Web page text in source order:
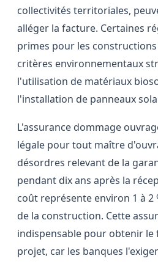
collectivités territoriales,
alléger la facture. Certaines
primes pour les
critères environnementaux
l'utilisation de matériaux
l'installation de panneaux
L'assurance dommage
légale pour tout maître
désordres relevant de la
pendant dix ans après la
coût représente environ 1 à
de la construction. Cette
indispensable pour obtenir
projet, car les banques